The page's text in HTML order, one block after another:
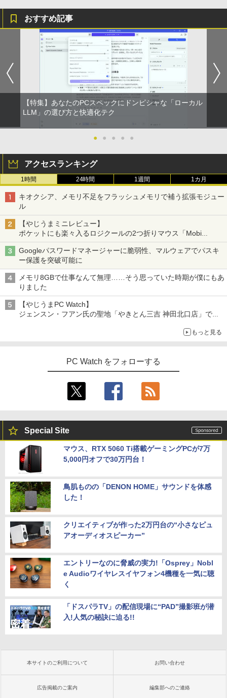
SWAN-白鳥ー完結記念プレミアムセット
[ 有吉 京子 ]
￥21,534
セリング 自動ペアリング Type-C充電 マイク
学/WEB会議(ホワイト)
￥1,964
Xiaomi シャオミ REDMI Buds 8 Lite ワイヤ
レスイヤホン Bluetooth 5.4 ノイズキャンセ
リング ANC 36時間再生
￥2,980
On My Road (Stadium ver.)
￥250
コカ・コーラ やかんの麦茶 from 爽健美茶 ラ
ベルレス 650mlPET×24本
￥1,653
ONE PIECE モノクロ版 115 (ジャンプコミッ
クスDIGITAL)
￥594
おすすめ記事
【特集】あなたのPCスペックにドンピシャな「ローカル
LLM」の選び方と快適化テク
● ● ● ● ●
アクセスランキング
1時間 24時間 1週間 1カ月
キオクシア、メモリ不足をフラッシュメモリで補う拡張モジュー
ル
【やじうまミニレビュー】
ポケットにも楽々入るロジクールの2つ折りマウス「Mobi
Fold」。その気になるギミックとは？
Googleパスワードマネージャーに脆弱性、マルウェアでパスキ
ー保護を突破可能に
メモリ8GBで仕事なんて無理……そう思っていた時期が僕にもあ
りました
【やじうまPC Watch】
ジェンスン・フアン氏の聖地「やきとん三吉 神田北口店」で
～コース名を変更したのはNVIDIAに怒られたからではないもっと見る
PC Watch をフォローする
Special Site
マウス、RTX 5060 Ti搭載ゲーミングPCが7万
5,000円オフで30万円台！
鳥肌ものの「DENON HOME」サウンドを体感
した！
クリエイティブが作った2万円台の“小さなピュ
アオーディオスピーカー”
エントリーなのに脅威の実力!「Osprey」Nobl
e Audioワイヤレスイヤフォン4機種を一気に聴
く
「ドスパラTV」の配信現場に“PAD”撮影班が潜
入!人気の秘訣に迫る!!
本サイトのご利用について お問い合わせ
広告掲載のご案内 編集部へのご連絡